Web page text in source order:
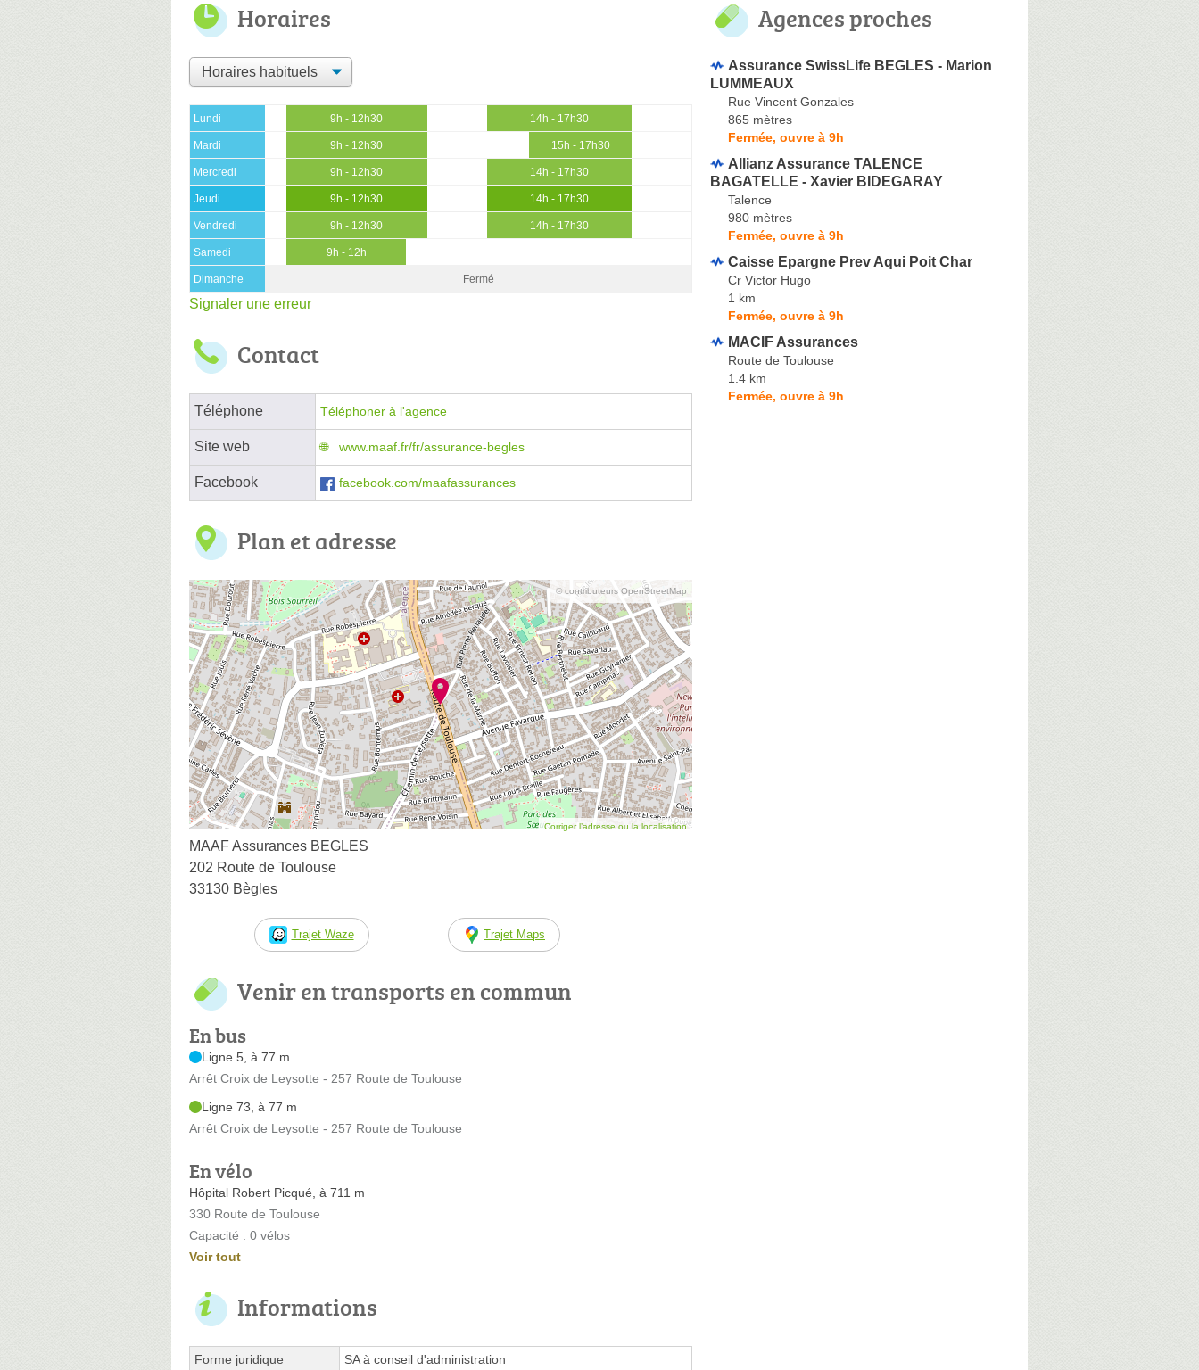
Horaires
Lundi 9h - 12h30 14h - 17h30
Mardi 9h - 12h30 15h - 17h30
Mercredi 9h - 12h30 14h - 17h30
Jeudi 9h - 12h30 14h - 17h30
Vendredi 9h - 12h30 14h - 17h30
Samedi 9h - 12h
Dimanche Fermé
Signaler une erreur
Contact
Téléphone Téléphoner à l'agence
Site web www.maaf.fr/fr/assurance-begles
Facebook facebook.com/maafassurances
Plan et adresse
© contributeurs OpenStreetMap
Corriger l’adresse ou la localisation
MAAF Assurances BEGLES
202 Route de Toulouse
33130 Bègles
Trajet Waze Trajet Maps
Venir en transports en commun
En bus
Ligne 5, à 77 m
Arrêt Croix de Leysotte - 257 Route de Toulouse
Ligne 73, à 77 m
Arrêt Croix de Leysotte - 257 Route de Toulouse
En vélo
Hôpital Robert Picqué, à 711 m
330 Route de Toulouse
Capacité : 0 vélos
Voir tout
Informations
Forme juridique SA à conseil d'administration
Agences proches
Assurance SwissLife BEGLES - Marion
LUMMEAUX
Rue Vincent Gonzales
865 mètres
Fermée, ouvre à 9h
Allianz Assurance TALENCE
BAGATELLE - Xavier BIDEGARAY
Talence
980 mètres
Fermée, ouvre à 9h
Caisse Epargne Prev Aqui Poit Char
Cr Victor Hugo
1 km
Fermée, ouvre à 9h
MACIF Assurances
Route de Toulouse
1.4 km
Fermée, ouvre à 9h